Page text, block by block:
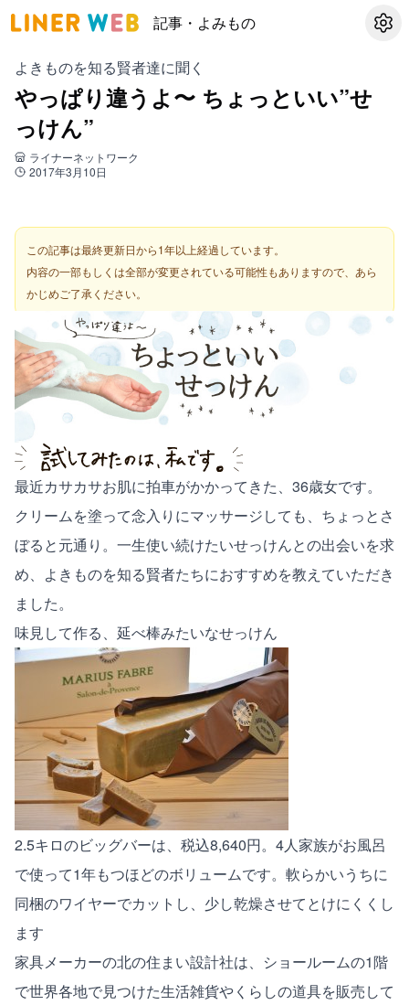
記事・よみもの 設定
よきものを知る賢者達に聞く
やっぱり違うよ〜 ちょっといい”せ
っけん”
ライナーネットワーク
2017年3月10日
この記事は最終更新日から1年以上経過しています。
内容の一部もしくは全部が変更されている可能性もありますので、あら
かじめご了承ください。
最近カサカサお肌に拍車がかかってきた、36歳女です。
クリームを塗って念入りにマッサージしても、ちょっとさ
ぼると元通り。一生使い続けたいせっけんとの出会いを求
め、よきものを知る賢者たちにおすすめを教えていただき
ました。
味見して作る、延べ棒みたいなせっけん
2.5キロのビッグバーは、税込8,640円。4人家族がお風呂
で使って1年もつほどのボリュームです。軟らかいうちに
同梱のワイヤーでカットし、少し乾燥させてとけにくくし
ます
家具メーカーの北の住まい設計社は、ショールームの1階
で世界各地で見つけた生活雑貨やくらしの道具を販売して